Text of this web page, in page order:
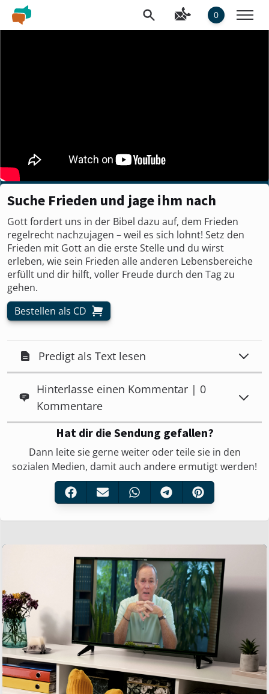
0
Suche Frieden und jage ihm nach
Gott fordert uns in der Bibel dazu auf, dem Frieden
regelrecht nachzujagen – weil es sich lohnt! Setz den
Frieden mit Gott an die erste Stelle und du wirst
erleben, wie sein Frieden alle anderen Lebensbereiche
erfüllt und dir hilft, voller Freude durch den Tag zu
gehen.
Bestellen als CD
Predigt als Text lesen
Hinterlasse einen Kommentar | 0
Kommentare
Hat dir die Sendung gefallen?
Dann leite sie gerne weiter oder teile sie in den
sozialen Medien, damit auch andere ermutigt werden!